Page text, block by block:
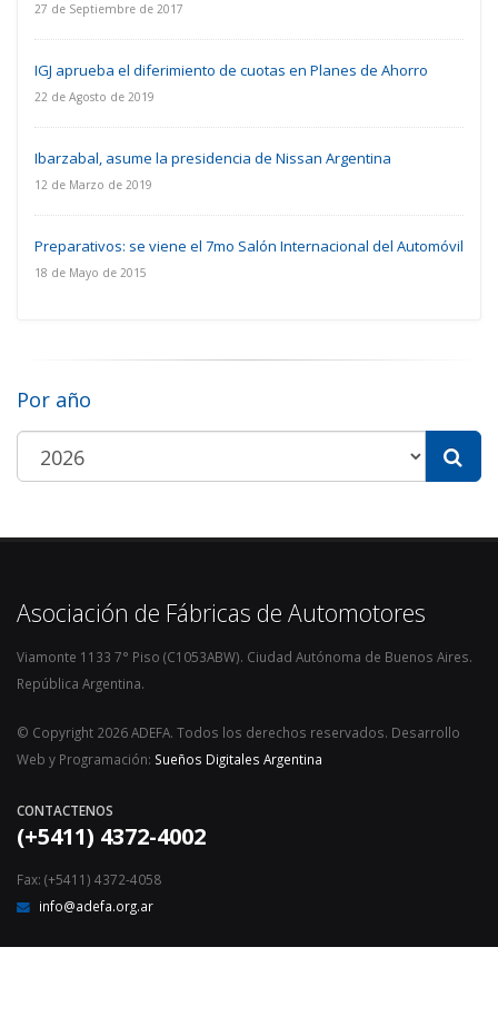
27 de Septiembre de 2017
IGJ aprueba el diferimiento de cuotas en Planes de Ahorro
22 de Agosto de 2019
Ibarzabal, asume la presidencia de Nissan Argentina
12 de Marzo de 2019
Preparativos: se viene el 7mo Salón Internacional del Automóvil
18 de Mayo de 2015
Por año
Asociación de Fábricas de Automotores
Viamonte 1133 7° Piso (C1053ABW). Ciudad Autónoma de Buenos Aires.
República Argentina.
© Copyright 2026 ADEFA. Todos los derechos reservados. Desarrollo
Web y Programación: Sueños Digitales Argentina
CONTACTENOS
(+5411) 4372-4002
Fax: (+5411) 4372-4058
info@adefa.org.ar